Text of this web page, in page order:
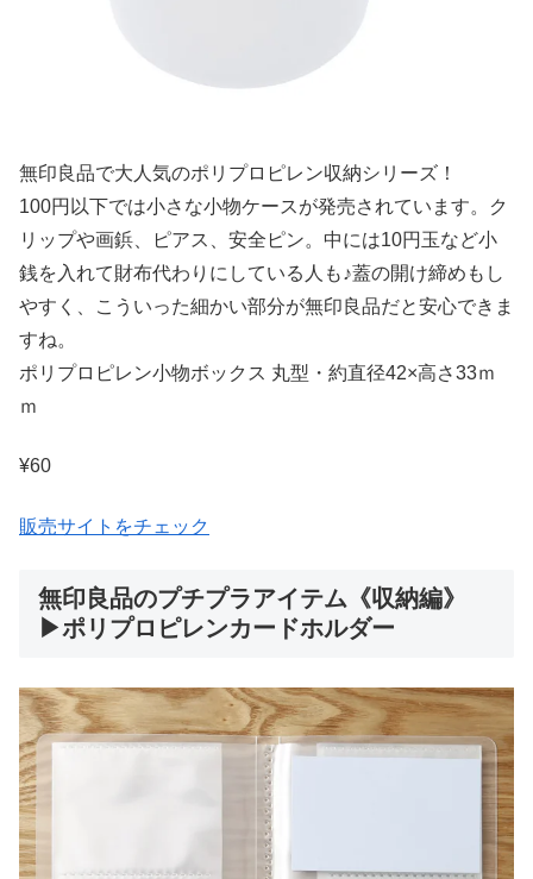
無印良品で大人気のポリプロピレン収納シリーズ！
100円以下では小さな小物ケースが発売されています。ク
リップや画鋲、ピアス、安全ピン。中には10円玉など小
銭を入れて財布代わりにしている人も♪蓋の開け締めもし
やすく、こういった細かい部分が無印良品だと安心できま
すね。
ポリプロピレン小物ボックス 丸型・約直径42×高さ33ｍ
ｍ
¥60
販売サイトをチェック
無印良品のプチプラアイテム《収納編》
▶ポリプロピレンカードホルダー